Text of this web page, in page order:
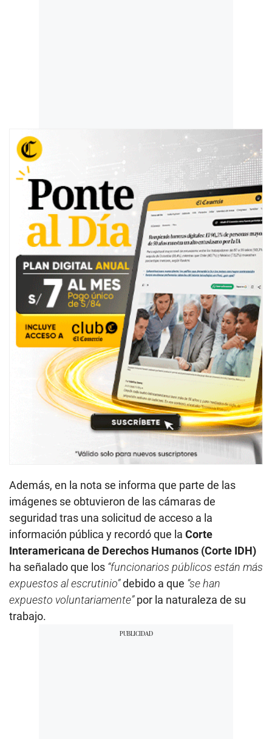
Además, en la nota se informa que parte de las
imágenes se obtuvieron de las cámaras de
seguridad tras una solicitud de acceso a la
información pública y recordó que la Corte
Interamericana de Derechos Humanos (Corte IDH)
ha señalado que los “funcionarios públicos están más
expuestos al escrutinio”debido a que “se han
expuesto voluntariamente”por la naturaleza de su
trabajo.